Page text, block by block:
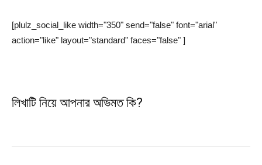
[plulz_social_like width="350" send="false" font="arial"
action="like" layout="standard" faces="false" ]
লিখাটি নিয়ে আপনার অভিমত কি?